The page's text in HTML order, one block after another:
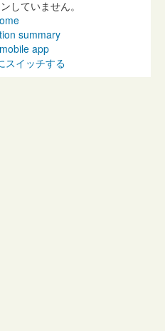
していません。
summary
app
スイッチする